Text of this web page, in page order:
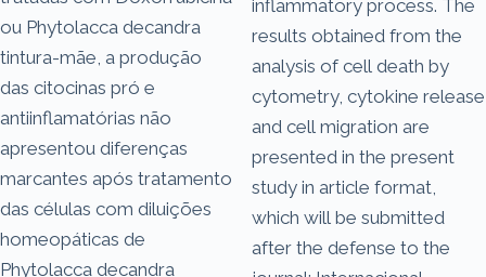
ou Phytolacca decandra
tintura-mãe, a produção
das citocinas pró e
antiinflamatórias não
apresentou diferenças
marcantes após tratamento
das células com diluições
homeopáticas de
Phytolacca decandra
inflammatory process. The
results obtained from the
analysis of cell death by
cytometry, cytokine release
and cell migration are
presented in the present
study in article format,
which will be submitted
after the defense to the